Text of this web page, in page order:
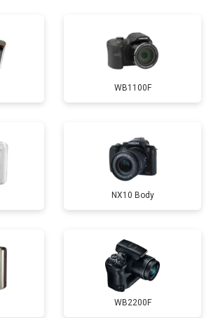
WB1100F
NX10 Body
WB2200F